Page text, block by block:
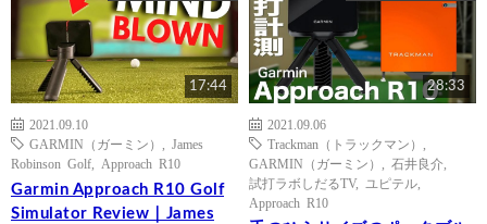
17:44
2021.09.10
GARMIN（ガーミン）
James
Robinson Golf
Approach R10
Garmin Approach R10 Golf
Simulator Review｜James
28:33
2021.09.06
Trackman（トラックマン）
GARMIN（ガーミン）
石井良介
試打ラボしだるTV, ユピテル
Approach R10